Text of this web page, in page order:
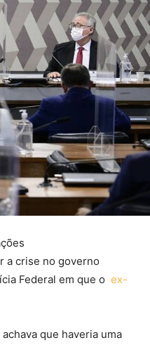
a crise no governo
Federal em que o ex-
que haveria uma